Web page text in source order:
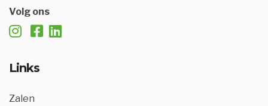
Volg ons
Links
Zalen